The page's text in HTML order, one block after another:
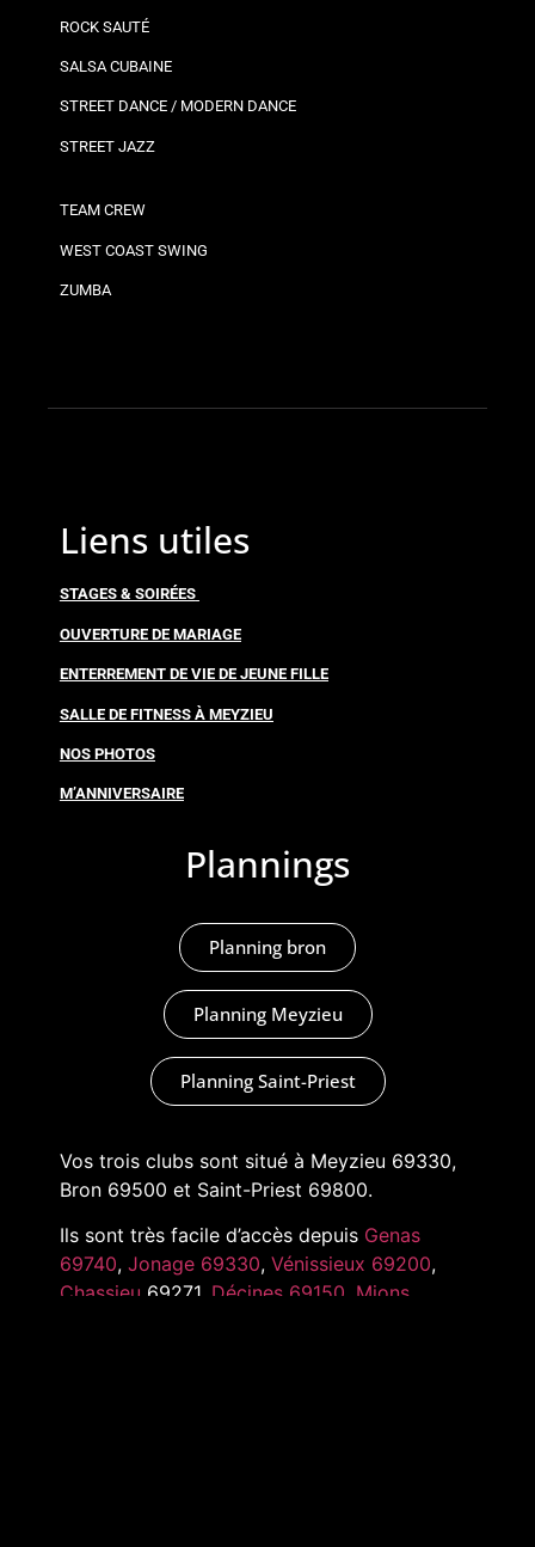
ROCK SAUTÉ
SALSA CUBAINE
STREET DANCE / MODERN DANCE
STREET JAZZ
TEAM CREW
WEST COAST SWING
ZUMBA
Liens utiles
STAGES & SOIRÉES
OUVERTURE DE MARIAGE
ENTERREMENT DE VIE DE JEUNE FILLE
SALLE DE FITNESS À MEYZIEU
NOS PHOTOS
M’ANNIVERSAIRE
Plannings
Planning bron
Planning Meyzieu
Planning Saint-Priest
Vos trois clubs sont situé à Meyzieu 69330,
Bron 69500 et Saint-Priest 69800.
Ils sont très facile d’accès depuis Genas
69740, Jonage 69330, Vénissieux 69200,
Chassieu 69271, Décines 69150 Mions